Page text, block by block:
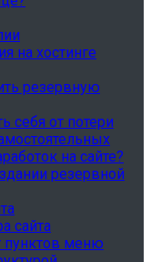
на хостинге
резервную
себя от потери
на сайте?
резервной
сайта
пунктов меню